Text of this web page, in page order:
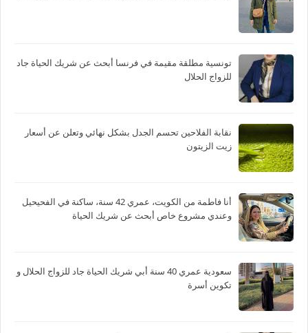
تونسية مطلقة مقيمة في فرنسا أبحث عن شريك الحياة جاد
للزواج الحلال
نقابة الفلاحين تحسم الجدل بشكل نهائي وتعلن عن أسعار
زيت الزيتون
أنا فاطمة من الكويت، عمري 42 سنة، ساكنة في الفحيحيل
وعندي مشروع خاص أبحث عن شريك الحياة
سعودية عمري 40 سنة أبي شريك الحياة جاد للزواج الحلال و
تكوين أسرة